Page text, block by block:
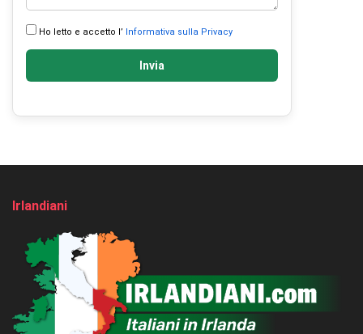
Ho letto e accetto l’ Informativa sulla Privacy
Invia
Irlandiani